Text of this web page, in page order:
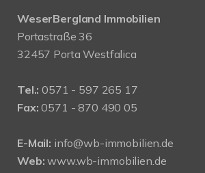
WeserBergland Immobilien
Portastraße 36
32457 Porta Westfalica
Tel.: 0571 - 597 265 17
Fax: 0571 - 870 490 05
E-Mail: info@wb-immobilien.de
Web: www.wb-immobilien.de